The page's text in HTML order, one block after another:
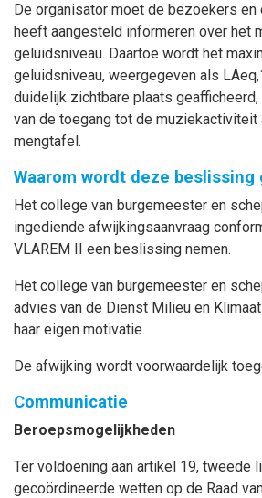
De organisator moet de bezoekers en
heeft aangesteld informeren over het
geluidsniveau. Daartoe wordt het
geluidsniveau, weergegeven als
duidelijk zichtbare plaats
van de toegang tot de muziekactiviteit
mengtafel.
Waarom wordt deze beslissing
Het college van burgemeester en
ingediende afwijkingsaanvraag
VLAREM II een beslissing nemen.
Het college van burgemeester en
advies van de Dienst Milieu en
haar eigen motivatie.
De afwijking wordt voorwaardelijk
Communicatie
Beroepsmogelijkheden
Ter voldoening aan artikel 19, tweede
gecoördineerde wetten op de Raad